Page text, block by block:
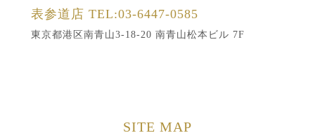
表参道店 TEL:03-6447-0585
東京都港区南青山3-18-20 南青山松本ビル 7F
SITE MAP